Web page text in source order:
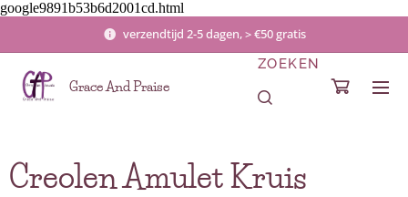
google9891b53b6d2001cd.html
verzendtijd 2-5 dagen, > €50 gratis
Grace And Praise
ZOEKEN
Creolen Amulet Kruis